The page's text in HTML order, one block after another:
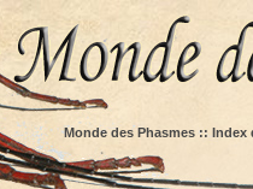
Monde des Phasmes :: Index